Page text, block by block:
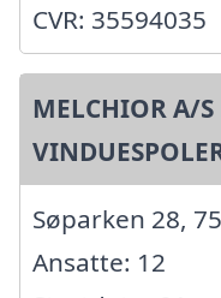
CVR: 35594035
MELCHIOR A/
Søparken 28,
Ansatte: 12